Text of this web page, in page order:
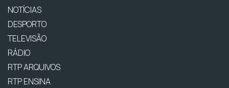
NOTÍCIAS
DESPORTO
TELEVISÃO
RÁDIO
RTP ARQUIVOS
RTP ENSINA